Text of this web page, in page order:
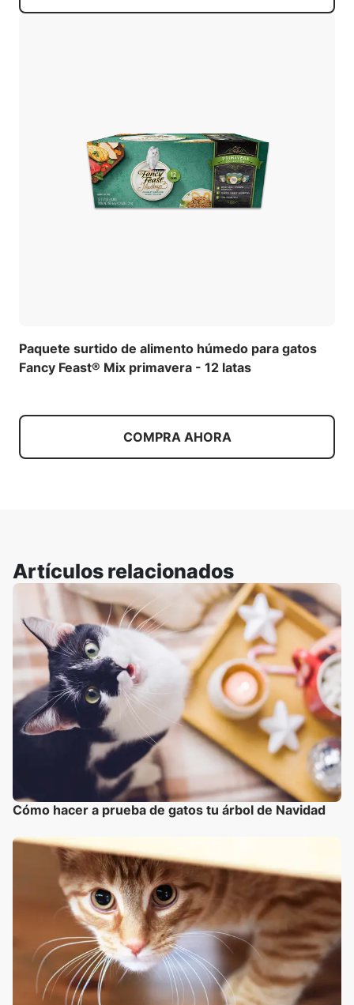
Paquete surtido de alimento húmedo para gatos
Fancy Feast® Mix primavera - 12 latas
COMPRA AHORA
Artículos relacionados
Cómo hacer a prueba de gatos tu árbol de Navidad